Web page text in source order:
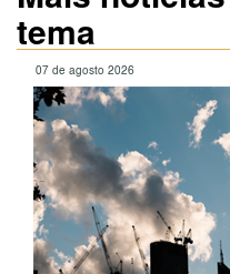
tema
07 de agosto 2026